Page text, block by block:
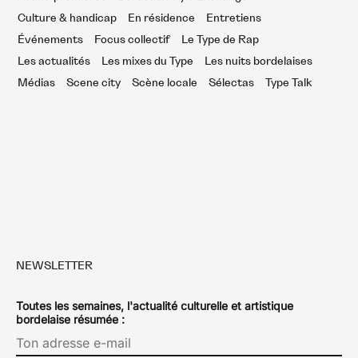
Culture & handicap
En résidence
Entretiens
Événements
Focus collectif
Le Type de Rap
Les actualités
Les mixes du Type
Les nuits bordelaises
Médias
Scene city Scène locale Sélectas Type Talk
NEWSLETTER
Toutes les semaines, l'actualité culturelle et artistique
bordelaise résumée :